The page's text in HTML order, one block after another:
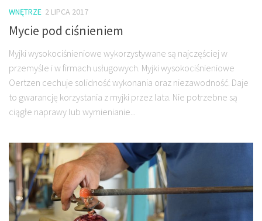
WNĘTRZE 2 LIPCA 2017
Mycie pod ciśnieniem
Myjki wysokociśnieniowe wykorzystywane są najczęściej w
przemyśle i w firmach usługowych. Myjki wysokociśnieniowe
Oertzen cechuje solidność wykonania oraz niezawodność. Daje
to gwarancję korzystania z myjki przez lata. Nie potrzebne są
ciągłe naprawy lub wymienianie...